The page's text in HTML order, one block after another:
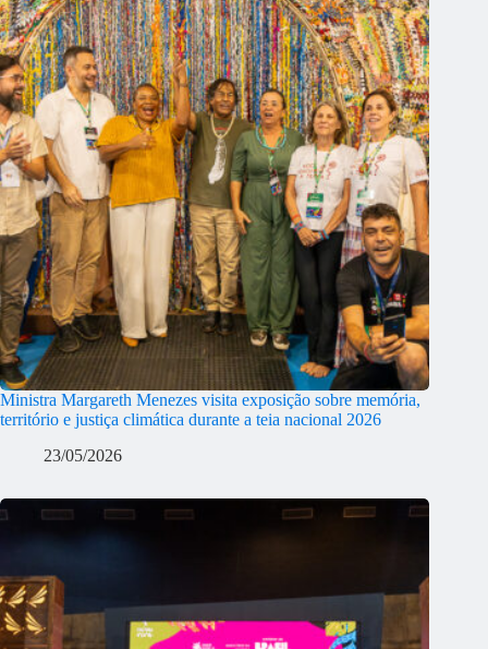
Ministra Margareth Menezes visita exposição sobre memória,
território e justiça climática durante a teia nacional 2026
23/05/2026